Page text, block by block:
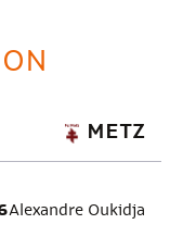
METZ
Alexandre Oukidja